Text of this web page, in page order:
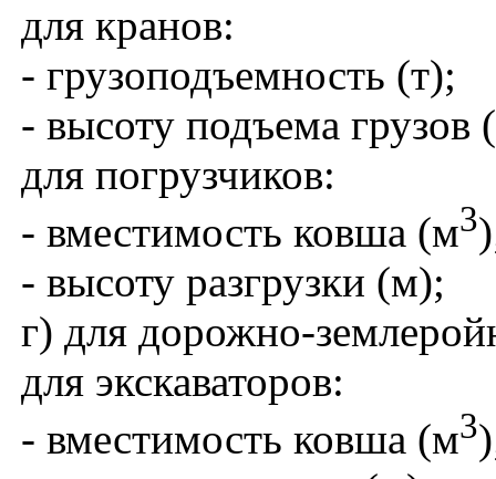
для кранов:
- грузоподъемность (т);
- высоту подъема грузов
для погрузчиков:
- вместимость ковша (м3
- высоту разгрузки (м);
г) для дорожно-
для экскаваторов:
- вместимость ковша (м3